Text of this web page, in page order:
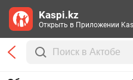
Kaspi.kz
Открыть в Приложении